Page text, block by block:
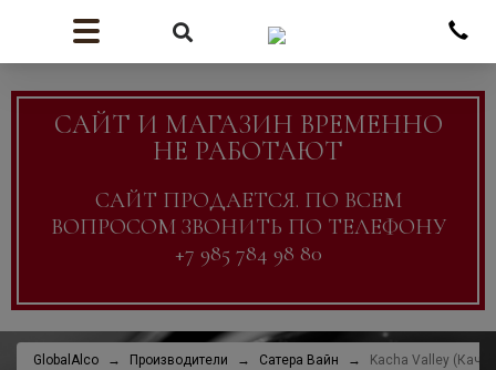
САЙТ И МАГАЗИН ВРЕМЕННО
НЕ РАБОТАЮТ
САЙТ ПРОДАЕТСЯ. ПО ВСЕМ
ВОПРОСОМ ЗВОНИТЬ ПО ТЕЛЕФОНУ
+7 985 784 98 80
GlobalAlco Производители Сатера Вайн Kacha Valley (Кача